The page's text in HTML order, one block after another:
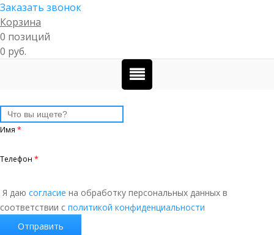
Заказать звонок
Корзина
0 позиций
0 руб.
Имя *
Телефон *
Я даю согласие на обработку персональных данных в
соответствии с политикой конфиденциальности